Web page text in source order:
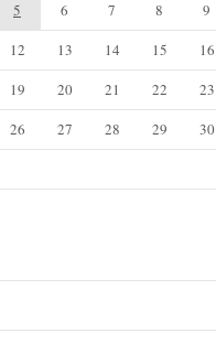
5 6 7 8
9
12 13 14 15
16
19 20 21 22
23
26 27 28 29
30